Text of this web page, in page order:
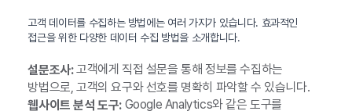
고객 데이터를 수집하는 방법에는 여러 가지가 있습니다. 효과적인
접근을 위한 다양한 데이터 수집 방법을 소개합니다.
설문조사:고객에게 직접 설문을 통해 정보를 수집하는
방법으로, 고객의 요구와 선호를 명확히 파악할 수 있습니다.
웹사이트 분석 도구:Google Analytics와 같은 도구를